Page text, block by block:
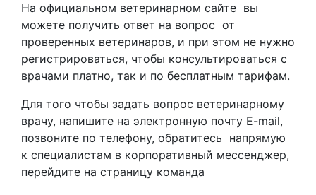
На официальном ветеринарном сайте вы
можете получить ответ на вопрос от
проверенных ветеринаров, и при этом не нужно
регистрироваться, чтобы консультироваться с
врачами платно, так и по бесплатным тарифам.
Для того чтобы задать вопрос ветеринарному
врачу, напишите на электронную почту E-mail,
позвоните по телефону, обратитесь напрямую
к специалистам в корпоративный мессенджер,
перейдите на страницу команда